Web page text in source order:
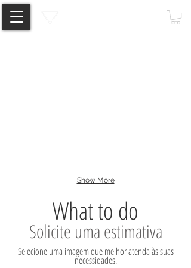
Show More
What to do
Solicite uma estimativa
Selecione uma imagem que melhor atenda às suas
necessidades.